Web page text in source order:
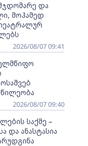
და
მოჰამედ
2026/08/07 09:41
2026/08/07 09:40
საქმე –
და ანასტასია